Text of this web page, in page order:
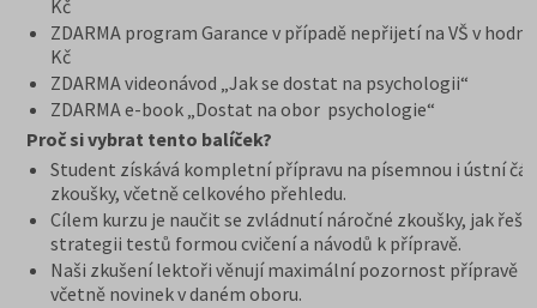
Kč
ZDARMA program Garance v případě nepřijetí na VŠ v
Kč
ZDARMA videonávod „Jak se dostat na psychologii“
ZDARMA e-book „Dostat na obor psychologie“
Proč si vybrat tento balíček?
Student získává kompletní přípravu na písemnou i ústní
zkoušky, včetně celkového přehledu.
Cílem kurzu je naučit se zvládnutí náročné zkoušky, jak řešit
strategii testů formou cvičení a návodů k přípravě.
Naši zkušení lektoři věnují maximální pozornost přípravě
včetně novinek v daném oboru.